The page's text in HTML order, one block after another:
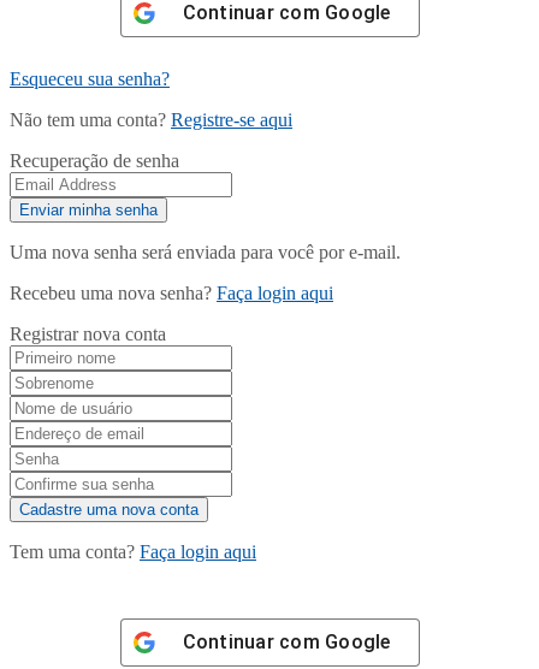
Continuar com Google
Esqueceu sua senha?
Não tem uma conta? Registre-se aqui
Recuperação de senha
Uma nova senha será enviada para você por e-mail.
Recebeu uma nova senha? Faça login aqui
Registrar nova conta
Tem uma conta? Faça login aqui
Continuar com Google